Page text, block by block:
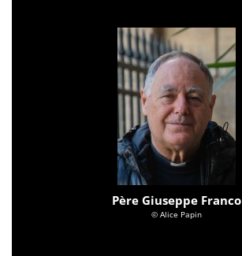
Père Giuseppe Franco
© Alice Papin